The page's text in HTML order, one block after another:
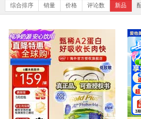
综合排序 销量 价格 评论数 新品